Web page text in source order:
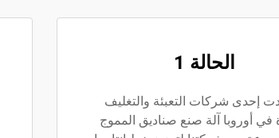
الحالة 1
إحدى شركات التعبئة والتغليف
في أوروبا آلة صنع صناديق المموج